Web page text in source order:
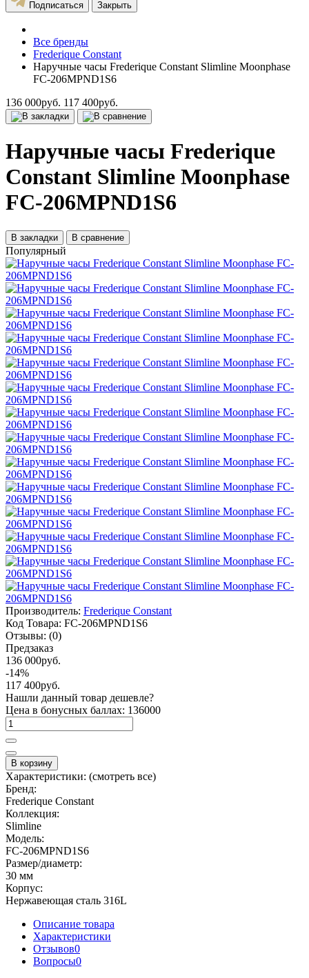
Подписаться Закрыть
Все бренды
Frederique Constant
Наручные часы Frederique Constant Slimline Moonphase
FC-206MPND1S6
136 000руб. 117 400руб.
Наручные часы Frederique
Constant Slimline Moonphase
FC-206MPND1S6
В закладки В сравнение
Популярный
Производитель: Frederique Constant
Код Товара: FC-206MPND1S6
Отзывы: (0)
Предзаказ
136 000руб.
-14%
117 400руб.
Нашли данный товар дешевле?
Цена в бонусных баллах: 136000
В корзину
Характеристики: (смотреть все)
Бренд:
Frederique Constant
Коллекция:
Slimline
Модель:
FC-206MPND1S6
Размер/диаметр:
30 мм
Корпус:
Нержавеющая сталь 316L
Описание товара
Характеристики
Отзывов0
Вопросы0